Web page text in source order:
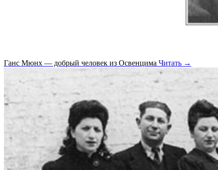
Ганс Мюнх — добрый человек из Освенцима Читать →